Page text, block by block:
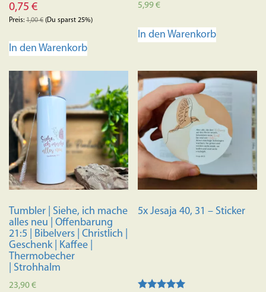
0,75 €
Preis: 1,00€ (Du sparst 25%)
In den Warenkorb
5,99€
In den Warenkorb
Tumbler | Siehe, ich mache
alles neu | Offenbarung
21:5 | Bibelvers | Christlich |
Geschenk | Kaffee |
Thermobecher
| Strohhalm
23,90€
5x Jesaja 40, 31 – Sticker